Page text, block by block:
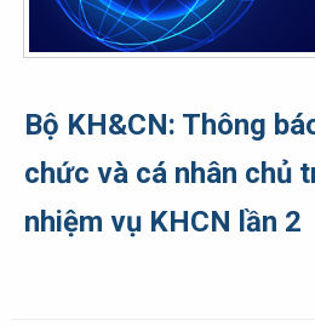
Bộ KH&CN: Thông
chức và cá nhân chủ
nhiệm vụ KHCN lần 2